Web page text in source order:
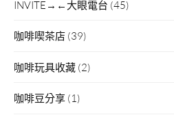
INVITE→←大眼電台 (45)
咖啡喫茶店 (39)
咖啡玩具收藏 (2)
咖啡豆分享 (1)